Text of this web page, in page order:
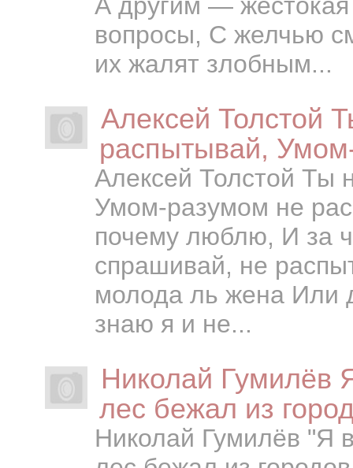
вопросы, С желчью
их жалят злобным...
Алексей Толстой
распытывай,
Алексей Толстой Ты
Умом-разумом не
почему люблю, И за
спрашивай, не
молода ль жена Или
знаю я и не...
Николай Гумилёв
лес бежал из
Николай Гумилёв "Я